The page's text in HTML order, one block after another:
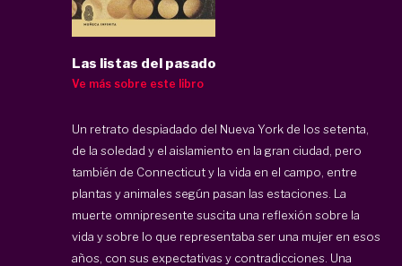
Las listas del pasado
Ve más sobre este libro
Un retrato despiadado del Nueva York de los setenta,
de la soledad y el aislamiento en la gran ciudad, pero
también de Connecticut y la vida en el campo, entre
plantas y animales según pasan las estaciones. La
muerte omnipresente suscita una reflexión sobre la
vida y sobre lo que representaba ser una mujer en esos
años, con sus expectativas y contradicciones. Una